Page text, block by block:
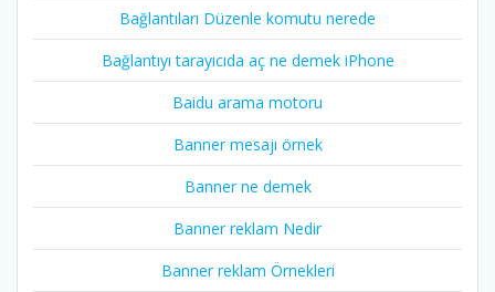
Bağlantıları Düzenle komutu nerede
Bağlantıyı tarayıcıda aç ne demek iPhone
Baidu arama motoru
Banner mesajı örnek
Banner ne demek
Banner reklam Nedir
Banner reklam Örnekleri